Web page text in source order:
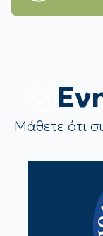
Μάθετε ότι